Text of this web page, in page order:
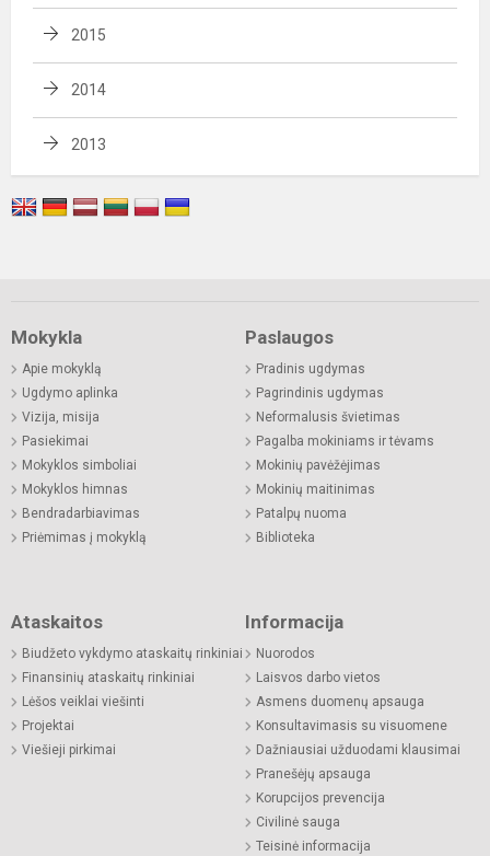
2015
2014
2013
Mokykla
Apie mokyklą
Ugdymo aplinka
Vizija, misija
Pasiekimai
Mokyklos simboliai
Mokyklos himnas
Bendradarbiavimas
Priėmimas į mokyklą
Paslaugos
Pradinis ugdymas
Pagrindinis ugdymas
Neformalusis švietimas
Pagalba mokiniams ir tėvams
Mokinių pavėžėjimas
Mokinių maitinimas
Patalpų nuoma
Biblioteka
Ataskaitos
Biudžeto vykdymo ataskaitų rinkiniai
Finansinių ataskaitų rinkiniai
Lėšos veiklai viešinti
Projektai
Viešieji pirkimai
Informacija
Nuorodos
Laisvos darbo vietos
Asmens duomenų apsauga
Konsultavimasis su visuomene
Dažniausiai užduodami klausimai
Pranešėjų apsauga
Korupcijos prevencija
Civilinė sauga
Teisinė informacija